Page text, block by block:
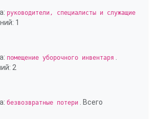
руководители, специалисты и служащие
1
помещение уборочного инвентаря
2
безвозвратные потери . Всего